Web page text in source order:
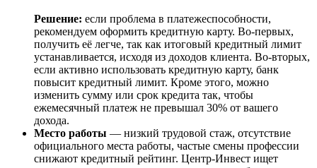
Решение: если проблема в платежеспособности,
рекомендуем оформить кредитную карту. Во-первых,
получить её легче, так как итоговый кредитный лимит
устанавливается, исходя из доходов клиента. Во-вторых,
если активно использовать кредитную карту, банк
повысит кредитный лимит. Кроме этого, можно
изменить сумму или срок кредита так, чтобы
ежемесячный платеж не превышал 30% от вашего
дохода.
Место работы — низкий трудовой стаж, отсутствие
официального места работы, частые смены профессии
снижают кредитный рейтинг. Центр-Инвест ищет